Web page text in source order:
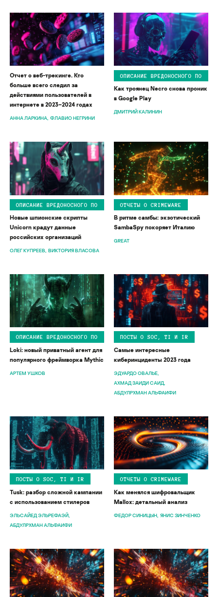
Отчет о веб-трекинге. Кто
больше всего следил за
действиями пользователей в
интернете в 2023–2024 годах
АННА ЛАРКИНА ФЛАВИО НЕГРИНИ
ОПИСАНИЕ ВРЕДОНОСНОГО ПО
Как троянец Necro снова проник
в Google Play
ДМИТРИЙ КАЛИНИН
ОПИСАНИЕ ВРЕДОНОСНОГО ПО
Новые шпионские скрипты
Unicorn крадут данные
российских организаций
ОЛЕГ КУПРЕЕВ ВИКТОРИЯ ВЛАСОВА
ОТЧЕТЫ О CRIMEWARE
В ритме самбы: экзотический
SambaSpy покоряет Италию
GREAT
ОПИСАНИЕ ВРЕДОНОСНОГО ПО
Loki: новый приватный агент для
популярного фреймворка Mythic
АРТЕМ УШКОВ
ПОСТЫ О SOC, TI И IR
Самые интересные
киберинциденты 2023 года
ЭДУАРДО ОВАЛЬЕ
АХМАД ЗАИДИ САИД
АБДУЛРХМАН АЛЬФАИФИ
ПОСТЫ О SOC, TI И IR
Tusk: разбор сложной кампании
с использованием стилеров
ЭЛЬСАЙЕД ЭЛЬРЕФАЭЙ
АБДУЛРХМАН АЛЬФАИФИ
ОТЧЕТЫ О CRIMEWARE
Как менялся шифровальщик
Mallox: детальный анализ
ФЕДОР СИНИЦЫН ЯНИС ЗИНЧЕНКО